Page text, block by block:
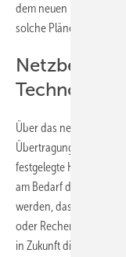
dem neuen EEG
solche Pläne.
Über das neue
festgelegte
am Bedarf des
werden, dass
oder Rechenzentren
in Zukunft die